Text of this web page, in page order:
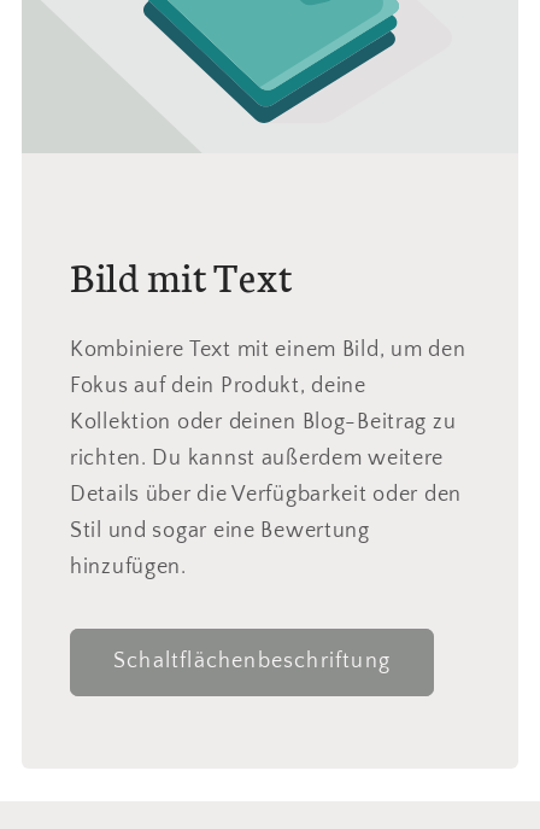
Bild mit Text
Kombiniere Text mit einem Bild, um den
Fokus auf dein Produkt, deine
Kollektion oder deinen Blog-Beitrag zu
richten. Du kannst außerdem weitere
Details über die Verfügbarkeit oder den
Stil und sogar eine Bewertung
hinzufügen.
Schaltflächenbeschriftung